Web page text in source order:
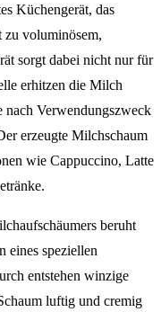
Küchengerät, das
voluminösem,
sorgt dabei nicht nur für
erhitzen die Milch
nach Verwendungszweck
erzeugte Milchschaum
wie Cappuccino, Latte
beruht
eines speziellen
entstehen winzige
luftig und cremig